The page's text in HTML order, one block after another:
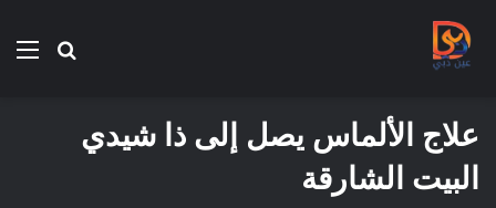
بحث
علاج الألماس يصل إلى ذا شيدي
البيت الشارقة